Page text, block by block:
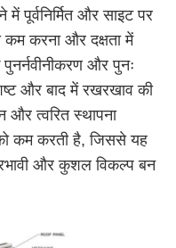
पूर्वनिर्मित और साइट पर
कम करना और दक्षता में
और पुनः
और बाद में रखरखाव की
और त्वरित स्थापना
कम करती है, जिससे यह
और कुशल विकल्प बन